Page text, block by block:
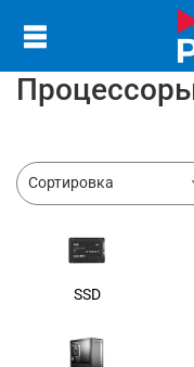
SSD